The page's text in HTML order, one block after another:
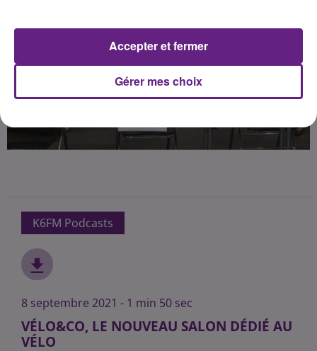
K6FM Podcasts
8 septembre 2021 - 1 min 50 sec
VÉLO&CO, LE NOUVEAU SALON DÉDIÉ AU
VÉLO
Gérer mes choix
Accepter et fermer